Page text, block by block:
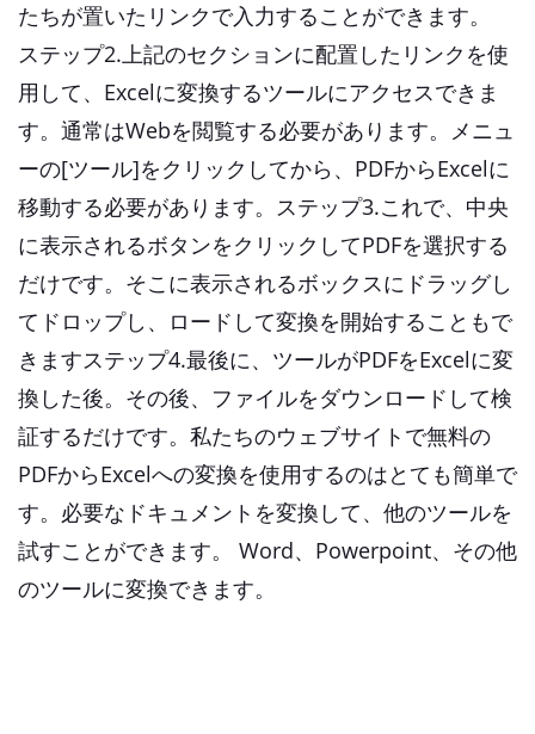
たちが置いたリンクで入力することができます。
ステップ2.上記のセクションに配置したリンクを使
用して、Excelに変換するツールにアクセスできま
す。通常はWebを閲覧する必要があります。メニュ
ーの[ツール]をクリックしてから、PDFからExcelに
移動する必要があります。ステップ3.これで、中央
に表示されるボタンをクリックしてPDFを選択する
だけです。そこに表示されるボックスにドラッグし
てドロップし、ロードして変換を開始することもで
きますステップ4.最後に、ツールがPDFをExcelに変
換した後。その後、ファイルをダウンロードして検
証するだけです。私たちのウェブサイトで無料の
PDFからExcelへの変換を使用するのはとても簡単で
す。必要なドキュメントを変換して、他のツールを
試すことができます。 Word、Powerpoint、その他
のツールに変換できます。